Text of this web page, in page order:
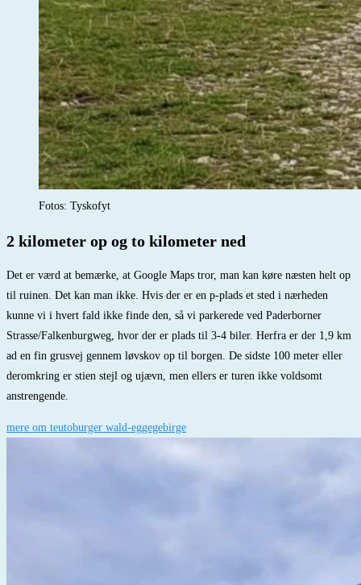
Fotos: Tyskofyt
2 kilometer op og to kilometer ned
Det er værd at bemærke, at Google Maps tror, man kan køre næsten helt op
til ruinen. Det kan man ikke. Hvis der er en p-plads et sted i nærheden
kunne vi i hvert fald ikke finde den, så vi parkerede ved Paderborner
Strasse/Falkenburgweg, hvor der er plads til 3-4 biler. Herfra er der 1,9 km
ad en fin grusvej gennem løvskov op til borgen. De sidste 100 meter eller
deromkring er stien stejl og ujævn, men ellers er turen ikke voldsomt
anstrengende.
mere om teutoburger wald-eggegebirge